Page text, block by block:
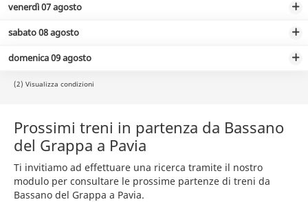
venerdì 07 agosto
sabato 08 agosto
domenica 09 agosto
(2) Visualizza condizioni
Prossimi treni in partenza da Bassano
del Grappa a Pavia
Ti invitiamo ad effettuare una ricerca tramite il nostro
modulo per consultare le prossime partenze di treni da
Bassano del Grappa a Pavia.